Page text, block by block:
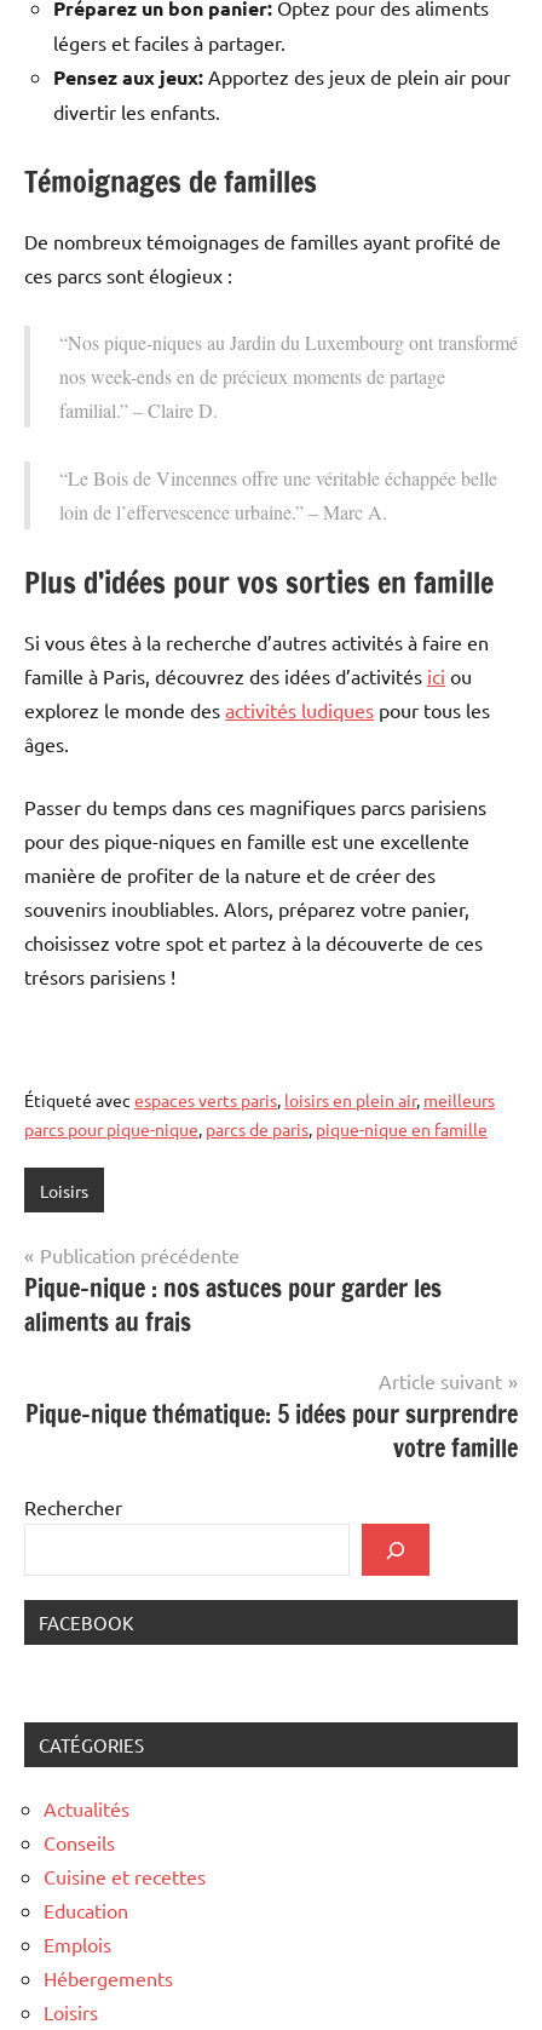
Préparez un bon panier: Optez pour des aliments
légers et faciles à partager.
Pensez aux jeux: Apportez des jeux de plein air pour
divertir les enfants.
Témoignages de familles
De nombreux témoignages de familles ayant profité de
ces parcs sont élogieux :
“Nos pique-niques au Jardin du Luxembourg ont transformé
nos week-ends en de précieux moments de partage
familial.” – Claire D.
“Le Bois de Vincennes offre une véritable échappée belle
loin de l’effervescence urbaine.” – Marc A.
Plus d’idées pour vos sorties en famille
Si vous êtes à la recherche d’autres activités à faire en
famille à Paris, découvrez des idées d’activités ici ou
explorez le monde des activités ludiques pour tous les
âges.
Passer du temps dans ces magnifiques parcs parisiens
pour des pique-niques en famille est une excellente
manière de profiter de la nature et de créer des
souvenirs inoubliables. Alors, préparez votre panier,
choisissez votre spot et partez à la découverte de ces
trésors parisiens !
Étiqueté avec espaces verts paris, loisirs en plein air, meilleurs
parcs pour pique-nique, parcs de paris, pique-nique en famille
Loisirs
Navigation
de
l’article
Publication précédente
Pique-nique : nos astuces pour garder les
aliments au frais
Article suivant
Pique-nique thématique: 5 idées pour surprendre
votre famille
Rechercher
FACEBOOK
CATÉGORIES
Actualités
Conseils
Cuisine et recettes
Education
Emplois
Hébergements
Loisirs